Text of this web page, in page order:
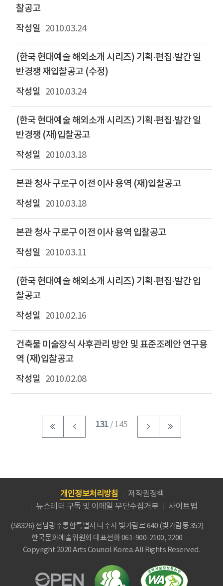
찰공고
2010.03.24
(한국 현대예술 해외소개 시리즈) 기획·편집·발간 일
반경쟁 재입찰공고 (수정)
2010.03.24
(한국 현대예술 해외소개 시리즈) 기획·편집·발간 일
반경쟁 (재)입찰공고
2010.03.18
본관 청사 구로구 이전 이사 용역 (재)입찰공고
2010.03.18
본관 청사 구로구 이전 이사 용역 입찰공고
2010.03.11
(한국 현대예술 해외소개 시리즈) 기획·편집·발간 입
찰공고
2010.02.16
건축물 미술장식 사후관리 방안 및 표준조례안 연구용
역 (재)입찰공고
2010.02.08
131/ 145
개인정보처리방침
저작권정책
뉴스레터 구독 및 이메일 무단수집거부
사이트맵
(58326) 전남광주통합특별시 나주시 빛가람로 640 (빛가람동 352)
한국문화예술위원회 대표전화 061-900-2100, 2200
Copyright 2020 Arts Council Korea. All Rights Reserved.